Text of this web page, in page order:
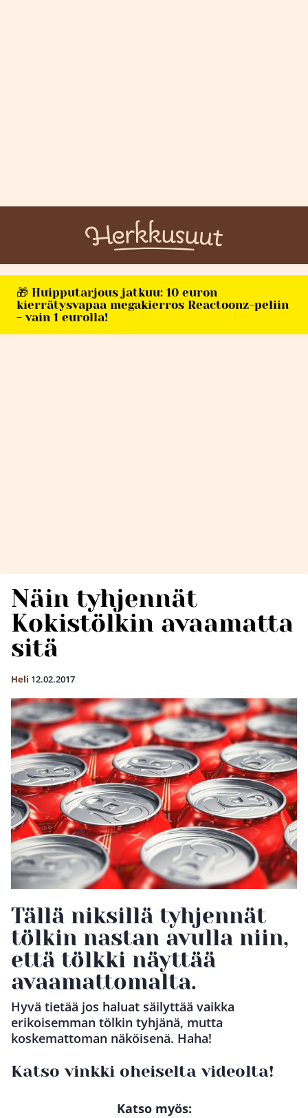
🎁 Huipputarjous jatkuu: 10 euron
kierrätysvapaa megakierros Reactoonz-peliin
- vain 1 eurolla!
Näin tyhjennät
Kokistölkin avaamatta
sitä
Heli 12.02.2017
Tällä niksillä tyhjennät
tölkin nastan avulla niin,
että tölkki näyttää
avaamattomalta.
Hyvä tietää jos haluat säilyttää vaikka
erikoisemman tölkin tyhjänä, mutta
koskemattoman näköisenä. Haha!
Katso vinkki oheiselta videolta!
Katso myös: